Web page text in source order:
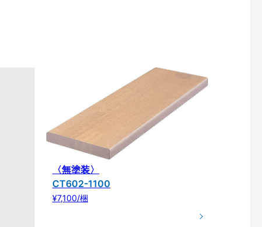
〈無塗装〉
CT602-1100
¥7,100/梱